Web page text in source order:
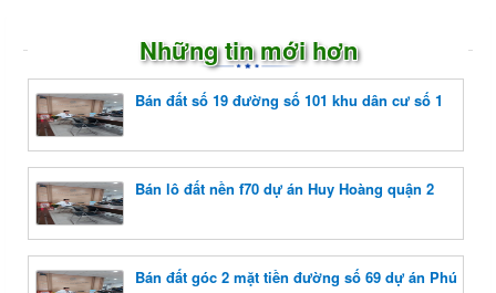
Những tin mới hơn
Bán đất số 19 đường số 101 khu dân cư số 1
Bán lô đất nền f70 dự án Huy Hoàng quận 2
Bán đất góc 2 mặt tiền đường số 69 dự án Phú